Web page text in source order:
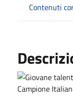
Contenuti